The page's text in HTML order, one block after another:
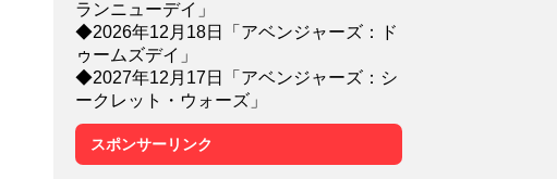
ランニューデイ」
◆2026年12月18日「アベンジャーズ：ド
ゥームズデイ」
◆2027年12月17日「アベンジャーズ：シ
ークレット・ウォーズ」
スポンサーリンク